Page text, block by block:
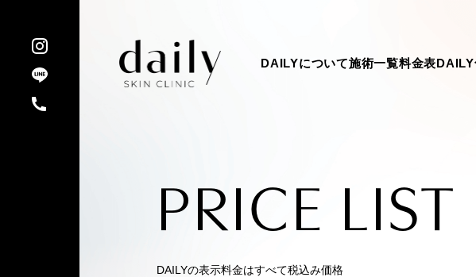
DAILYについて施術一覧料金表
PRICE LIST
DAILYの表示料金はすべて税込み価格